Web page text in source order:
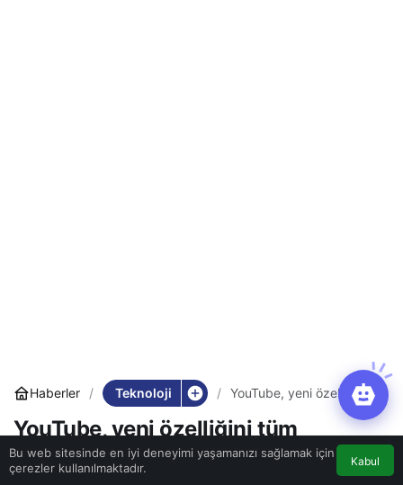
Haberler Teknoloji
YouTube, yeni özelliğini
tüm kullanıcılara açtı
YouTube, yeni özelliğini tüm
kullanıcılara açtı
Bu web sitesinde en iyi deneyimi yaşamanızı sağlamak için
çerezler kullanılmaktadır.
Kabul